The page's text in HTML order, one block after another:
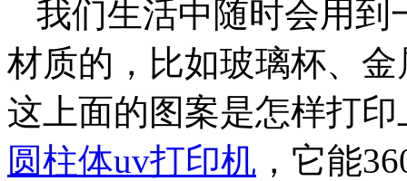
我们生活中随时会用到
材质的，比如玻璃杯、
这上面的图案是怎样打
圆柱体uv打印机 ，它能